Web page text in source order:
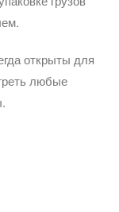
открыты для
любые